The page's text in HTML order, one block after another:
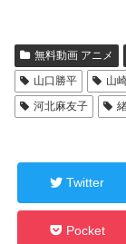
無料動画 アニメ
山口勝平
山
河北麻友子
Twitter
Pocket